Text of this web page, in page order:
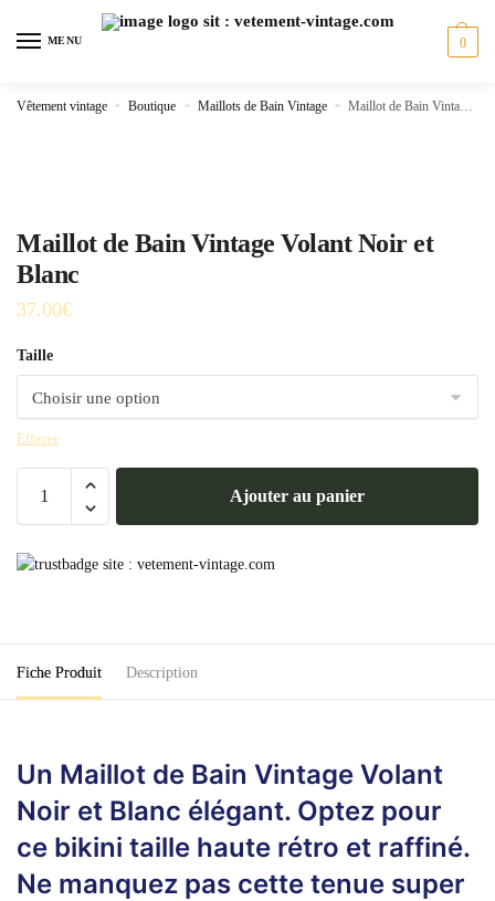
MENU 0
Vêtement vintage » Boutique » Maillots de Bain Vintage » Maillot de Bain Vintage Volant Noir et Blanc
Maillot de Bain Vintage Volant Noir et
Blanc
37.00€
Taille
Effacer
de
Noir
Ajouter au panier
Fiche Produit Description
Un Maillot de Bain Vintage Volant
Noir et Blanc élégant. Optez pour
ce bikini taille haute rétro et raffiné.
Ne manquez pas cette tenue super